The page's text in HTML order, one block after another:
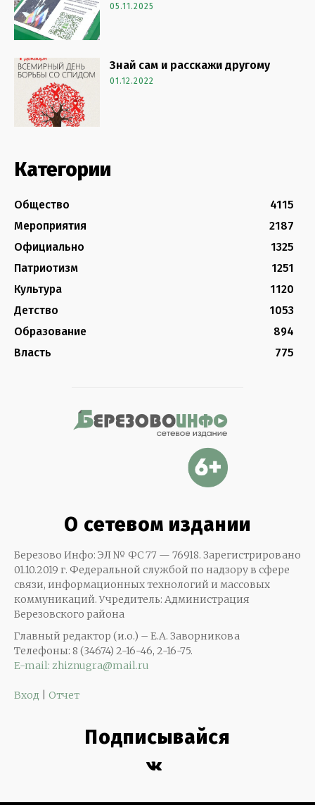
05.11.2025
Знай сам и расскажи другому
01.12.2022
Категории
Общество
4115
Мероприятия
2187
Официально
1325
Патриотизм
1251
Культура
1120
Детство
1053
Образование
894
Власть
775
О сетевом издании
Березово Инфо: ЭЛ № ФС 77 — 76918. Зарегистрировано
01.10.2019 г. Федеральной службой по надзору в сфере
связи, информационных технологий и массовых
коммуникаций. Учредитель: Администрация
Березовского района
Главный редактор (и.о.) – Е.А. Заворникова
Телефоны: 8 (34674) 2-16-46, 2-16-75.
E-mail: zhiznugra@mail.ru
Вход Отчет
Подписывайся